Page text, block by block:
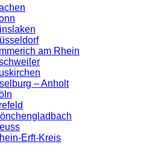
am Rhein
– Anholt
Erft-Kreis